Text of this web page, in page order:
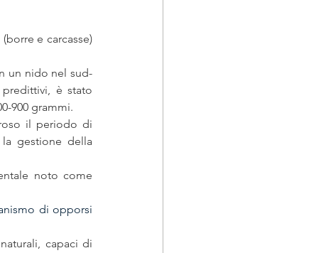
e carcasse)
un nido nel sud-
è stato
900 grammi.
il periodo di
gestione della
di opporsi
capaci di